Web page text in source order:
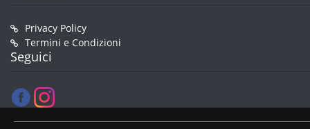
Privacy Policy
Termini e Condizioni
Seguici